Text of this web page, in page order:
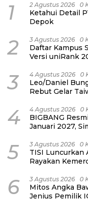
1 2 Agustus 2026 0
Ketahui Detail
Depok
2 3 Agustus 2026 0
Daftar Kampus
Versi uniRank
3 4 Agustus 2026 0
Leo/Daniel
Rebut Gelar
4 4 Agustus 2026 0
BIGBANG
Januari 2027,
5 3 Agustus 2026 0
TISI Luncurkan
Rayakan
6 3 Agustus 2026 0
Mitos Angka
Jenius Pemilik